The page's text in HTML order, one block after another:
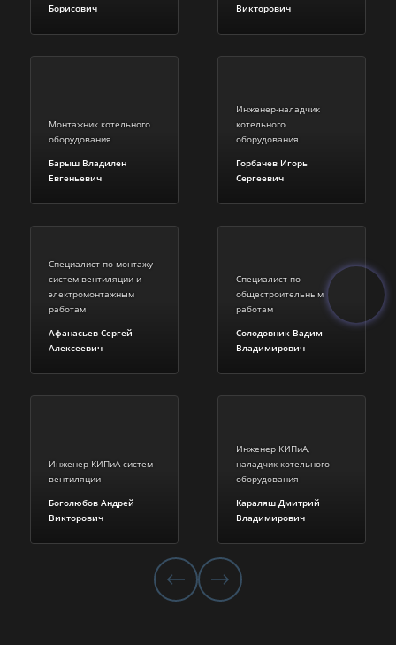
Борисович
Викторович
Монтажник котельного
оборудования
Барыш Владилен
Евгеньевич
Инженер-наладчик
котельного
оборудования
Горбачев Игорь
Сергеевич
Специалист по монтажу
систем вентиляции и
электромонтажным
работам
Афанасьев Сергей
Алексеевич
Специалист по
общестроительным
работам
Солодовник Вадим
Владимирович
Инженер КИПиА систем
вентиляции
Боголюбов Андрей
Викторович
Инженер КИПиА,
наладчик котельного
оборудования
Караляш Дмитрий
Владимирович